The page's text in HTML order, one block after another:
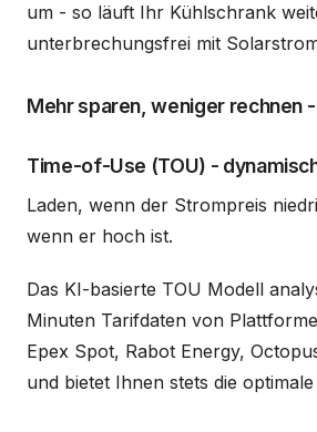
um - so läuft Ihr Kühlschrank
unterbrechungsfrei mit
Mehr sparen, weniger rechnen
Time-of-Use (TOU) -
Laden, wenn der Strompreis
wenn er hoch ist.
Das KI-basierte TOU Modell
Minuten Tarifdaten von
Epex Spot, Rabot Energy,
und bietet Ihnen stets die